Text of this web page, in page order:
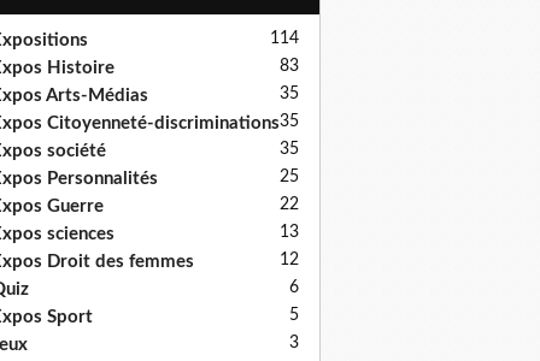
114
Histoire 83
Arts-Médias 35
Citoyenneté-discriminations35
société 35
Personnalités 25
Guerre 22
sciences 13
Droit des femmes 12
6
Sport 5
3